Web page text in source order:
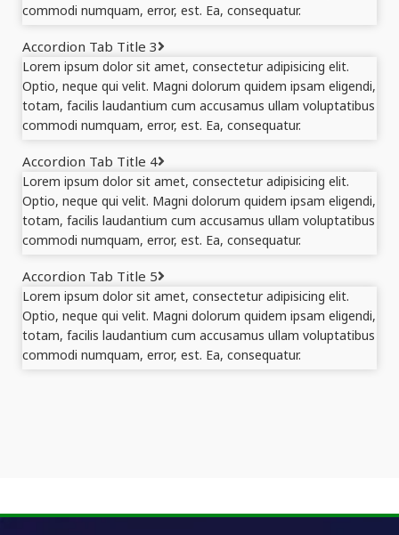
commodi numquam, error, est. Ea, consequatur.
Accordion Tab Title 3
Lorem ipsum dolor sit amet, consectetur adipisicing elit.
Optio, neque qui velit. Magni dolorum quidem ipsam eligendi,
totam, facilis laudantium cum accusamus ullam voluptatibus
commodi numquam, error, est. Ea, consequatur.
Accordion Tab Title 4
Lorem ipsum dolor sit amet, consectetur adipisicing elit.
Optio, neque qui velit. Magni dolorum quidem ipsam eligendi,
totam, facilis laudantium cum accusamus ullam voluptatibus
commodi numquam, error, est. Ea, consequatur.
Accordion Tab Title 5
Lorem ipsum dolor sit amet, consectetur adipisicing elit.
Optio, neque qui velit. Magni dolorum quidem ipsam eligendi,
totam, facilis laudantium cum accusamus ullam voluptatibus
commodi numquam, error, est. Ea, consequatur.